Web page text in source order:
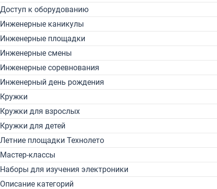
Доступ к оборудованию
Инженерные каникулы
Инженерные площадки
Инженерные смены
Инженерные соревнования
Инженерный день рождения
Кружки
Кружки для взрослых
Кружки для детей
Летние площадки Технолето
Мастер-классы
Наборы для изучения электроники
Описание категорий